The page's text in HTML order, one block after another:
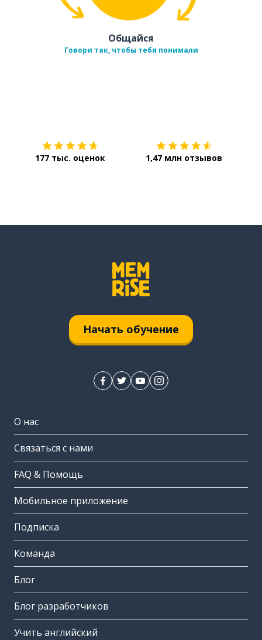
Общайся
Говори так, чтобы тебя понимали
177 тыс. оценок 1,47 млн отзывов
Начать обучение
О нас
Связаться с нами
FAQ & Помощь
Мобильное приложение
Подписка
Команда
Блог
Блог разработчиков
Учить английский